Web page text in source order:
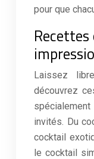
pour que
Laissez
découvrez
invités. Du
cocktail
le cocktail